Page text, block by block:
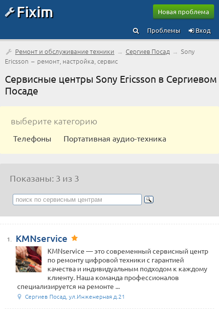
Fixim Новая проблема
Вход
Проблемы
Ремонт и обслуживание техники → Сергиев Посад → Sony
Ericsson – ремонт, настройка, сервис
Сервисные центры Sony Ericsson в Сергиевом
Посаде
выберите категорию
Телефоны Портативная аудио-техника
Показаны: 3 из 3
1. KMNservice
KMNservice — это современный сервисный центр
по ремонту цифровой техники с гарантией
качества и индивидуальным подходом к каждому
клиенту. Наша команда профессионалов
специализируется на ремонте ...
Сергиев Посад, ул.Инженерная д.21